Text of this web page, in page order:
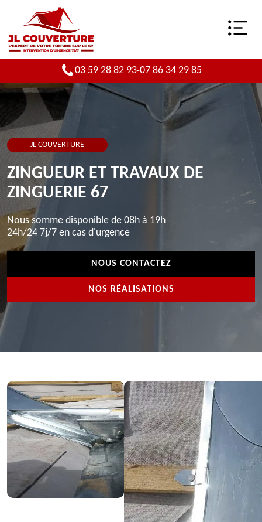
03 59 28 82 93-07 86 34 29 85
JL COUVERTURE
ZINGUEUR ET TRAVAUX DE
ZINGUERIE 67
Nous somme disponible de 08h à 19h
24h/24 7j/7 en cas d'urgence
NOUS CONTACTEZ
NOS RÉALISATIONS